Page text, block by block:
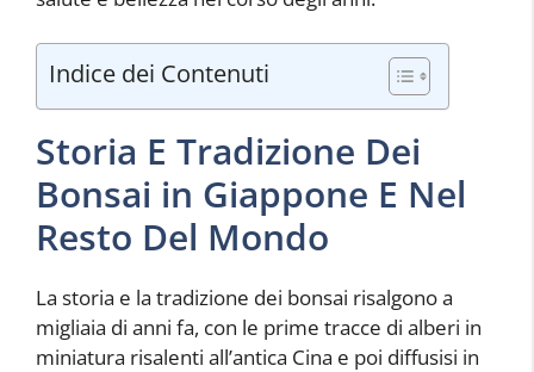
Indice dei Contenuti
Storia E Tradizione Dei
Bonsai in Giappone E Nel
Resto Del Mondo
La storia e la tradizione dei bonsai risalgono a
migliaia di anni fa, con le prime tracce di alberi in
miniatura risalenti all’antica Cina e poi diffusisi in